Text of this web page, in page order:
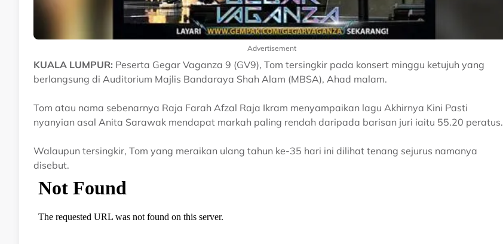
Advertisement
KUALA LUMPUR: Peserta Gegar Vaganza 9 (GV9), Tom tersingkir pada konsert minggu ketujuh yang
berlangsung di Auditorium Majlis Bandaraya Shah Alam (MBSA), Ahad malam.
Tom atau nama sebenarnya Raja Farah Afzal Raja Ikram menyampaikan lagu Akhirnya Kini Pasti
nyanyian asal Anita Sarawak mendapat markah paling rendah daripada barisan juri iaitu 55.20 peratus.
Walaupun tersingkir, Tom yang meraikan ulang tahun ke-35 hari ini dilihat tenang sejurus namanya
disebut.